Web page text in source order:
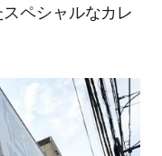
ペシャルなカレ